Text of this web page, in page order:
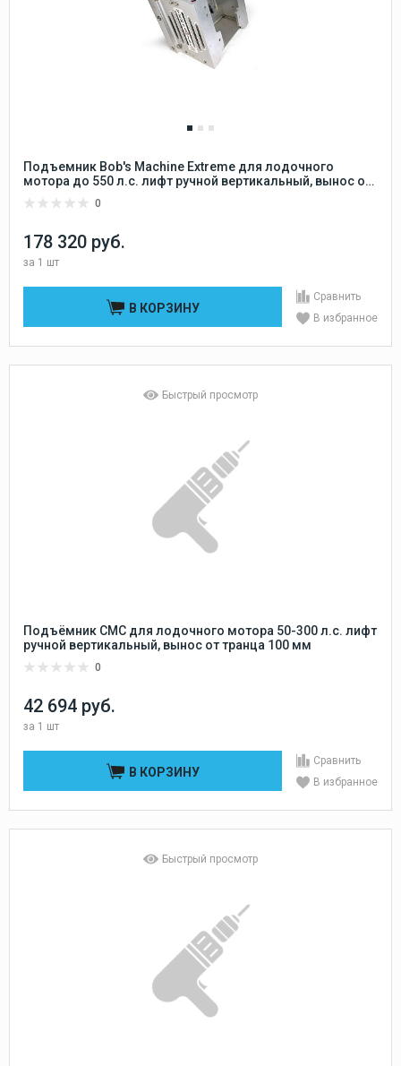
Подъемник Bob's Machine Extreme для лодочного
мотора до 550 л.с. лифт ручной вертикальный, вынос от
транца 250 мм
0
178 320 руб.
за 1 шт
В КОРЗИНУ
Сравнить
В избранное
Быстрый просмотр
Подъёмник CMC для лодочного мотора 50-300 л.с. лифт
ручной вертикальный, вынос от транца 100 мм
0
42 694 руб.
за 1 шт
В КОРЗИНУ
Сравнить
В избранное
Быстрый просмотр